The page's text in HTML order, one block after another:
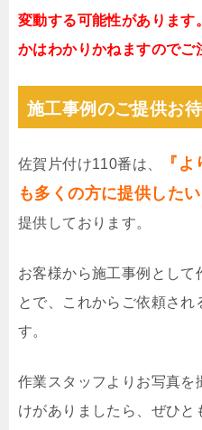
変動する可能性があります
かはわかりかねますのでご
施工事例のご提供お
佐賀片付け110番は、
『
も多くの方に提供したい
提供しております。
お客様から施工事例として
とで、これからご依頼され
す。
作業スタッフよりお写真を
けがありましたら、ぜひと